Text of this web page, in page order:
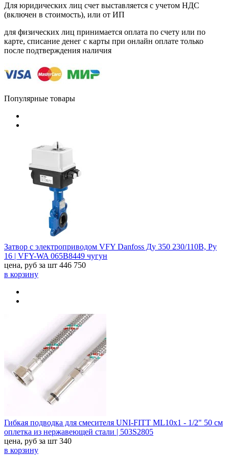
Для юридических лиц счет выставляется с учетом НДС
(включен в стоимость), или от ИП
для физических лиц принимается оплата по счету или по
карте, списание денег с карты при онлайн оплате только
после подтверждения наличия
Популярные товары
Затвор с электроприводом VFY Danfoss Ду 350 230/110В, Ру
16 | VFY-WA 065B8449 чугун
цена, руб за шт 446 750
в корзину
Гибкая подводка для смесителя UNI-FITT МL10х1 - 1/2" 50 см
оплетка из нержавеющей стали | 503S2805
цена, руб за шт 340
в корзину